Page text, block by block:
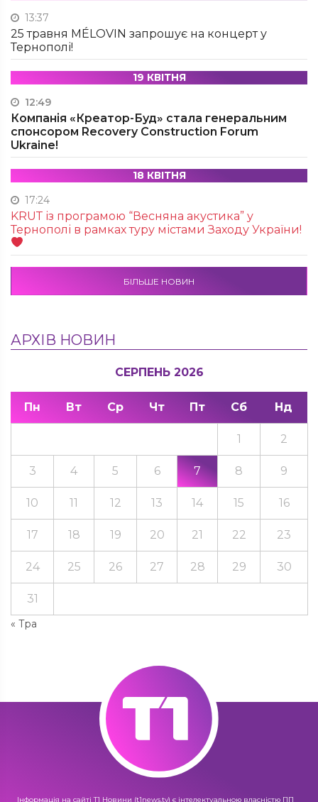
13:37
25 травня MÉLOVIN запрошує на концерт у
Тернополі!
19 КВІТНЯ
12:49
Компанія «Креатор-Буд» стала генеральним
спонсором Recovery Construction Forum
Ukraine!
18 КВІТНЯ
17:24
KRUТ із програмою “Весняна акустика” у
Тернополі в рамках туру містами Заходу України!
БІЛЬШЕ НОВИН
АРХІВ НОВИН
СЕРПЕНЬ 2026
Пн Вт Ср Чт Пт Сб Нд
« Тра
1 2
3 4 5 6 7 8 9
10 11 12 13 14 15 16
17 18 19 20 21 22 23
24 25 26 27 28 29 30
31
Інформація на сайті Т1 Новини (t1news.tv) є інтелектуальною власністю ПП